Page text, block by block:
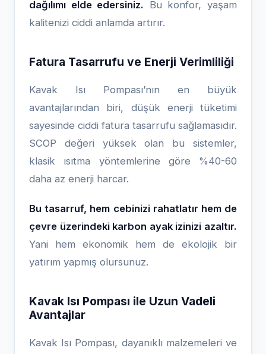
dağılımı elde edersiniz. Bu konfor, yaşam
kalitenizi ciddi anlamda artırır.
Fatura Tasarrufu ve Enerji Verimliliği
Kavak Isı Pompası’nın en büyük
avantajlarından biri, düşük enerji tüketimi
sayesinde ciddi fatura tasarrufu sağlamasıdır.
SCOP değeri yüksek olan bu sistemler,
klasik ısıtma yöntemlerine göre %40-60
daha az enerji harcar.
Bu tasarruf, hem cebinizi rahatlatır hem de
çevre üzerindeki karbon ayak izinizi azaltır.
Yani hem ekonomik hem de ekolojik bir
yatırım yapmış olursunuz.
Kavak Isı Pompası ile Uzun Vadeli
Avantajlar
Kavak Isı Pompası, dayanıklı malzemeleri ve